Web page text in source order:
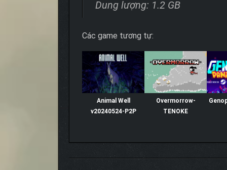
Dung lượng: 1.2 GB
Các game tương tự:
Animal Well
v20240524-P2P
Overmorrow-
TENOKE